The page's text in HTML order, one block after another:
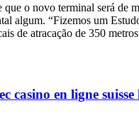
o novo terminal será de
algum. “Fizemos um
de atracação de 350
casino en ligne